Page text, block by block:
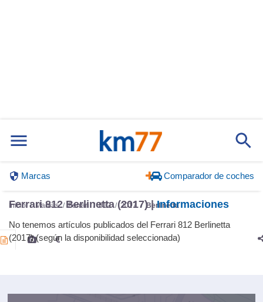
Marcas Comparador de coches
Inicio Marcas Ferrari 812 2017 Berlinetta
Ferrari 812 Berlinetta (2017) |Informaciones
No tenemos artículos publicados del Ferrari 812 Berlinetta
(2017) (según la disponibilidad seleccionada)